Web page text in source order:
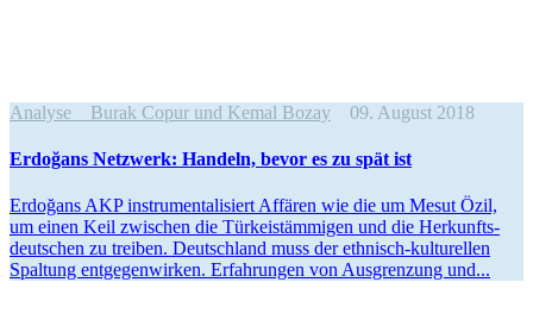
Analyse Burak Copur und Kemal Bozay 09. August 2018
Erdoğans Netzwerk: Handeln, bevor es zu spät ist
Erdoğans AKP instru­men­ta­li­siert Affären wie die um Mesut Özil,
um einen Keil zwischen die Türkei­stäm­migen und die Herkunfts­
deut­schen zu treiben. Deutschland muss der ethnisch-kultu­­rellen
Spaltung entge­gen­wirken. Erfah­rungen von Ausgrenzung und...